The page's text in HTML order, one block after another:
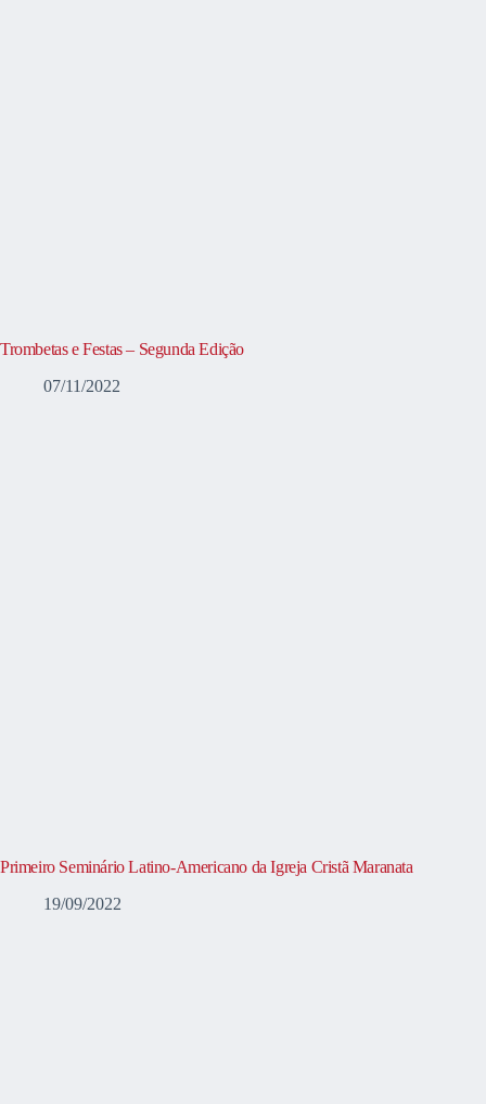
Trombetas e Festas – Segunda Edição
07/11/2022
Primeiro Seminário Latino-Americano da Igreja Cristã Maranata
19/09/2022